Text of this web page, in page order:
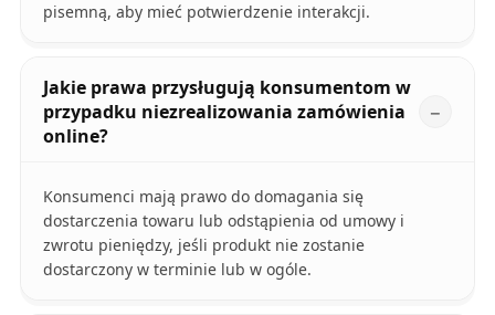
pisemną, aby mieć potwierdzenie interakcji.
Jakie prawa przysługują konsumentom w
przypadku niezrealizowania zamówienia
online?
Konsumenci mają prawo do domagania się
dostarczenia towaru lub odstąpienia od umowy i
zwrotu pieniędzy, jeśli produkt nie zostanie
dostarczony w terminie lub w ogóle.